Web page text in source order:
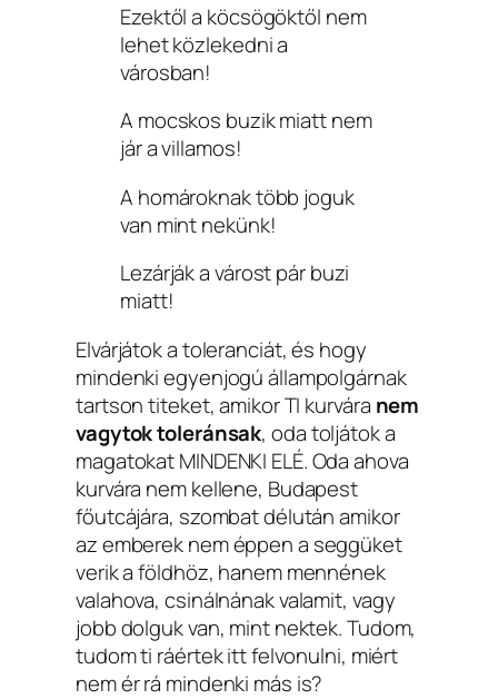
Ezektől a köcsögöktől nem
lehet közlekedni a
városban!
A mocskos buzik miatt nem
jár a villamos!
A homároknak több joguk
van mint nekünk!
Lezárják a várost pár buzi
miatt!
Elvárjátok a toleranciát, és hogy
mindenki egyenjogú állampolgárnak
tartson titeket, amikor TI kurvára nem
vagytok toleránsak, oda toljátok a
magatokat MINDENKI ELÉ. Oda ahova
kurvára nem kellene, Budapest
főutcájára, szombat délután amikor
az emberek nem éppen a seggüket
verik a földhöz, hanem mennének
valahova, csinálnának valamit, vagy
jobb dolguk van, mint nektek. Tudom,
tudom ti ráértek itt felvonulni, miért
nem ér rá mindenki más is?